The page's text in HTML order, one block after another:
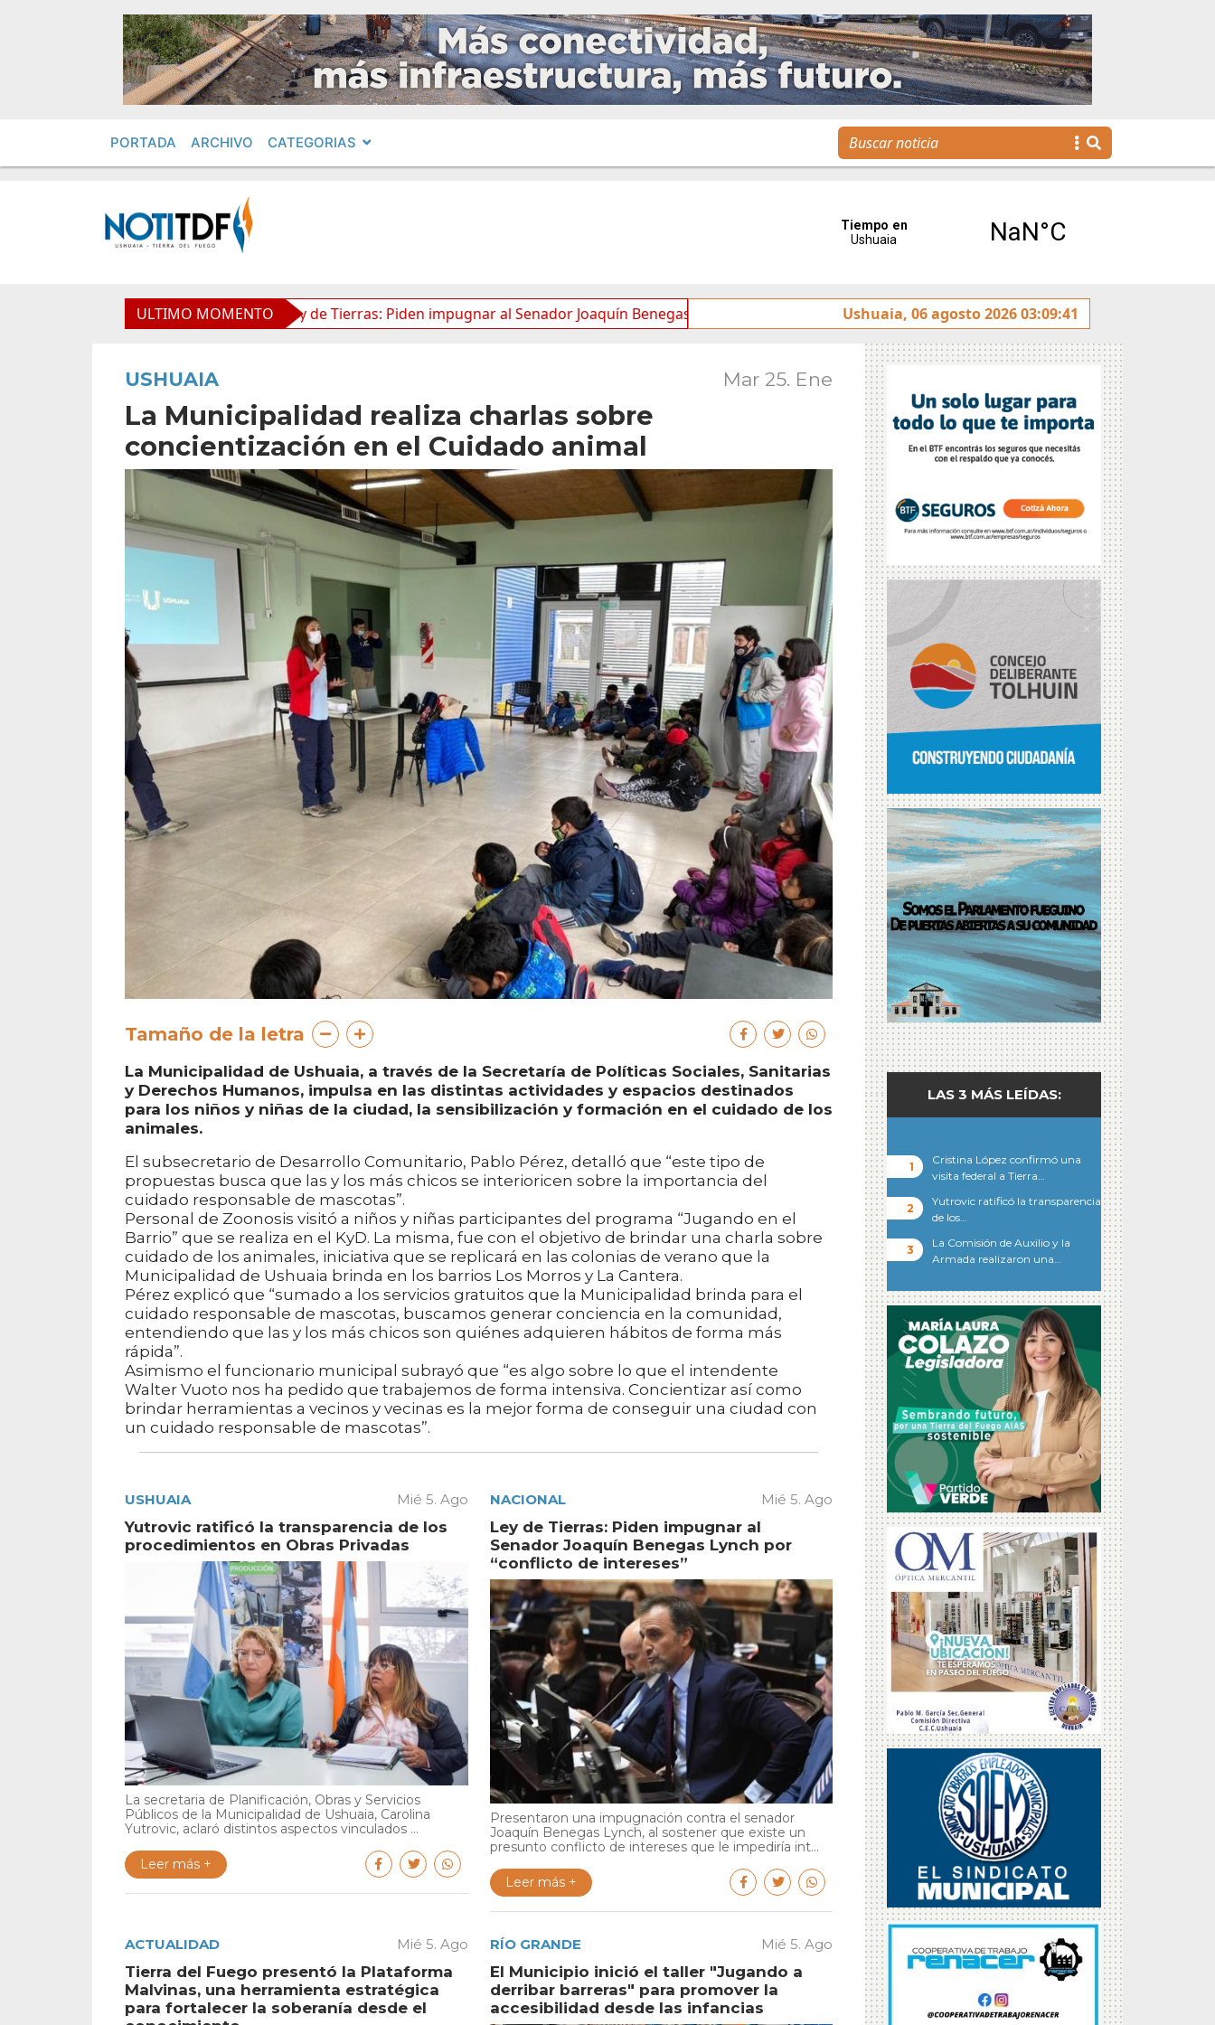
PORTADA ARCHIVO CATEGORIAS
ULTIMO MOMENTO
en Obras Privadas Ley de Tierras: Piden impugnar al Senador Joaquín Benegas Lynch por “conflicto de intereses” Tierra del Fuego presentó la Plataforma
Ushuaia, 06 agosto 2026 03:09:41
USHUAIA Mar 25. Ene
La Municipalidad realiza charlas sobre
concientización en el Cuidado animal
Tamaño de la letra
La Municipalidad de Ushuaia, a través de la Secretaría de Políticas Sociales, Sanitarias
y Derechos Humanos, impulsa en las distintas actividades y espacios destinados
para los niños y niñas de la ciudad, la sensibilización y formación en el cuidado de los
animales.
El subsecretario de Desarrollo Comunitario, Pablo Pérez, detalló que “este tipo de
propuestas busca que las y los más chicos se interioricen sobre la importancia del
cuidado responsable de mascotas”.
Personal de Zoonosis visitó a niños y niñas participantes del programa “Jugando en el
Barrio” que se realiza en el KyD. La misma, fue con el objetivo de brindar una charla sobre
cuidado de los animales, iniciativa que se replicará en las colonias de verano que la
Municipalidad de Ushuaia brinda en los barrios Los Morros y La Cantera.
Pérez explicó que “sumado a los servicios gratuitos que la Municipalidad brinda para el
cuidado responsable de mascotas, buscamos generar conciencia en la comunidad,
entendiendo que las y los más chicos son quiénes adquieren hábitos de forma más
rápida”.
Asimismo el funcionario municipal subrayó que “es algo sobre lo que el intendente
Walter Vuoto nos ha pedido que trabajemos de forma intensiva. Concientizar así como
brindar herramientas a vecinos y vecinas es la mejor forma de conseguir una ciudad con
un cuidado responsable de mascotas”.
USHUAIA Mié 5. Ago
Yutrovic ratificó la transparencia de los
procedimientos en Obras Privadas
La secretaria de Planificación, Obras y Servicios
Públicos de la Municipalidad de Ushuaia, Carolina
Yutrovic, aclaró distintos aspectos vinculados ...
Leer más +
NACIONAL Mié 5. Ago
Ley de Tierras: Piden impugnar al
Senador Joaquín Benegas Lynch por
“conflicto de intereses”
Presentaron una impugnación contra el senador
Joaquín Benegas Lynch, al sostener que existe un
presunto conflicto de intereses que le impediría int...
Leer más +
ACTUALIDAD Mié 5. Ago
Tierra del Fuego presentó la Plataforma
Malvinas, una herramienta estratégica
para fortalecer la soberanía desde el
RÍO GRANDE Mié 5. Ago
El Municipio inició el taller "Jugando a
derribar barreras" para promover la
accesibilidad desde las infancias
LAS 3 MÁS LEÍDAS:
Cristina López confirmó una
visita federal a Tierra…
Yutrovic ratificó la transparencia
de los…
La Comisión de Auxilio y la
Armada realizaron una…